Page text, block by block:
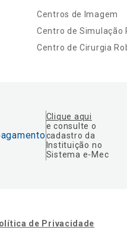
Centros de Imagem
Centro de Simulação
Centro de Cirurgia
Clique aqui
e consulte o
cadastro da
Instituição no
Sistema e-Mec
de Privacidade